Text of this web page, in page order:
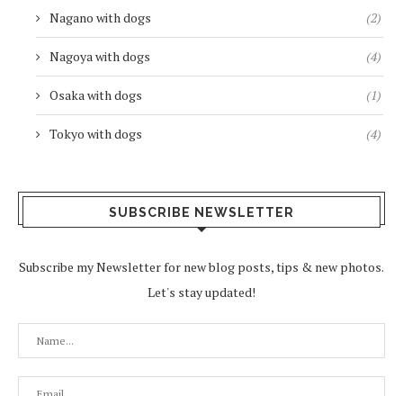
Nagano with dogs (2)
Nagoya with dogs (4)
Osaka with dogs (1)
Tokyo with dogs (4)
SUBSCRIBE NEWSLETTER
Subscribe my Newsletter for new blog posts, tips & new photos.
Let's stay updated!